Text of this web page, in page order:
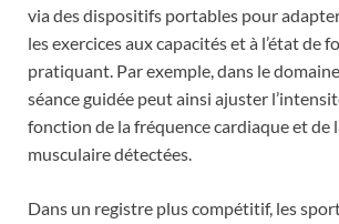
via des dispositifs portables pour
les exercices aux capacités et à l’état de
pratiquant. Par exemple, dans le
séance guidée peut ainsi ajuster
fonction de la fréquence cardiaque et de
musculaire détectées.
Dans un registre plus compétitif, les